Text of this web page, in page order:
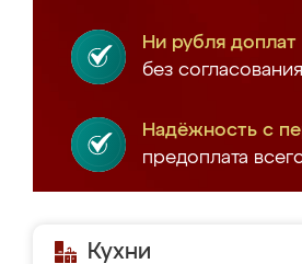
Ни рубля доплат
без согласования
Надёжность с
предоплата
Кухни